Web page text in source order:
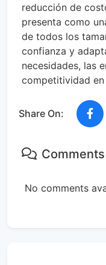
reducción de
presenta como
de todos los
confianza y
necesidades, las
competitividad
Share On:
No comments